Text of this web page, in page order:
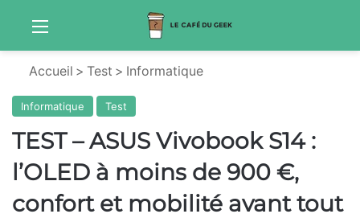
Menu
Accueil > Test > Informatique
Informatique Test
TEST – ASUS Vivobook S14 :
l’OLED à moins de 900 €,
confort et mobilité avant tout